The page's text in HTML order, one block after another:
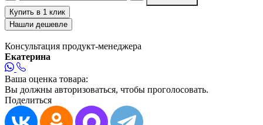
Купить в 1 клик
Нашли дешевле
Консультация продукт-менеджера
Екатерина
Ваша оценка товара:
Вы должны авторизоваться, чтобы проголосовать.
Поделиться